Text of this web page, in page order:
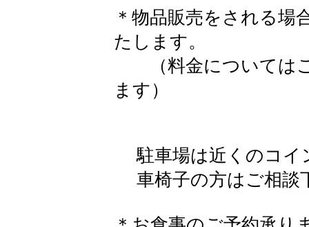
＊物品販売をされる場
たします。
（料金についてはご
ます）
駐車場は近くのコイ
車椅子の方はご相談